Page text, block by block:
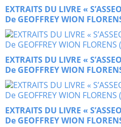
EXTRAITS DU LIVRE «
De GEOFFREY WION
EXTRAITS DU LIVRE «
De GEOFFREY WION
EXTRAITS DU LIVRE «
De GEOFFREY WION